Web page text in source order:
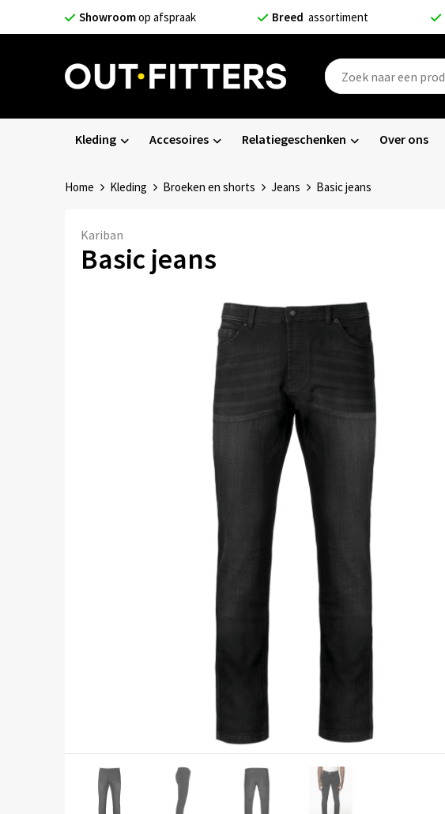
Showroomop afspraak Breed assortiment
Kleding Accesoires Relatiegeschenken Over ons
Home Kleding Broeken en shorts Jeans Basic jeans
Kariban
Basic jeans